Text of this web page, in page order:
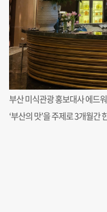
부산 미식관광 홍보대사 에드
‘부산의 맛’을 주제로 3개월간